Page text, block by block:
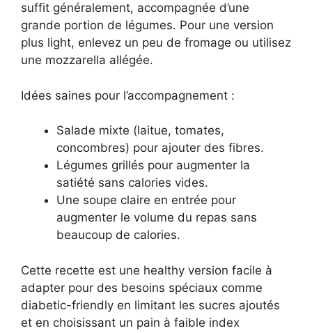
suffit généralement, accompagnée d’une
grande portion de légumes. Pour une version
plus light, enlevez un peu de fromage ou utilisez
une mozzarella allégée.
Idées saines pour l’accompagnement :
Salade mixte (laitue, tomates,
concombres) pour ajouter des fibres.
Légumes grillés pour augmenter la
satiété sans calories vides.
Une soupe claire en entrée pour
augmenter le volume du repas sans
beaucoup de calories.
Cette recette est une healthy version facile à
adapter pour des besoins spéciaux comme
diabetic-friendly en limitant les sucres ajoutés
et en choisissant un pain à faible index